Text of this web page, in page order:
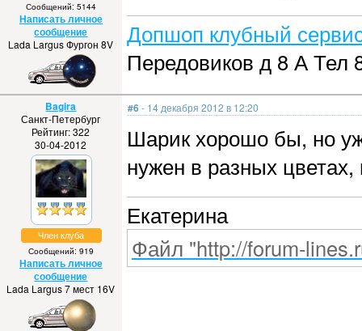
Сообщений: 5144
Написать личное
сообщение
Lada Largus Фургон 8V
Допшоп клубный
Передовиков д 8 А Тел
Bagira
Санкт-Петербург
Рейтинг: 322
30-04-2012
Член клуба
Сообщений: 919
Написать личное
сообщение
Lada Largus 7 мест 16V
#6- 14 декабря 2012 в 12:20
Шарик хорошо бы, но
нужен в разных
Екатерина
Файл "http://forum-